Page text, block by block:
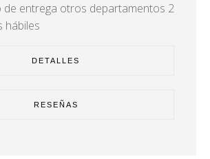
de entrega otros departamentos 2
hábiles
DETALLES
RESEÑAS